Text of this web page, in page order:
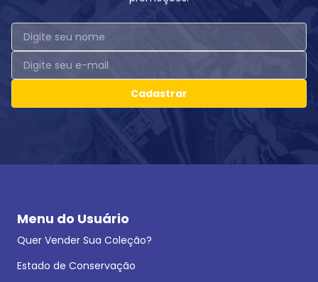
Cadastrar
Menu do Usuário
Quer Vender Sua Coleção?
Estado de Conservação